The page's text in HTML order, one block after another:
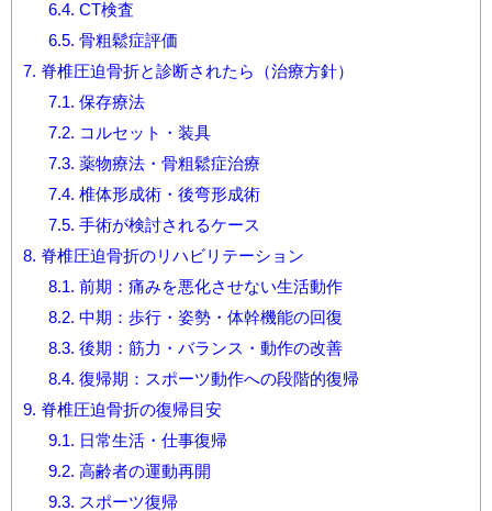
6.4. CT検査
6.5. 骨粗鬆症評価
7. 脊椎圧迫骨折と診断されたら（治療方針）
7.1. 保存療法
7.2. コルセット・装具
7.3. 薬物療法・骨粗鬆症治療
7.4. 椎体形成術・後弯形成術
7.5. 手術が検討されるケース
8. 脊椎圧迫骨折のリハビリテーション
8.1. 前期：痛みを悪化させない生活動作
8.2. 中期：歩行・姿勢・体幹機能の回復
8.3. 後期：筋力・バランス・動作の改善
8.4. 復帰期：スポーツ動作への段階的復帰
9. 脊椎圧迫骨折の復帰目安
9.1. 日常生活・仕事復帰
9.2. 高齢者の運動再開
9.3. スポーツ復帰